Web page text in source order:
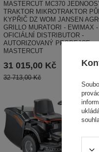
MASTERCUT MC370
TRAKTOR MIKROTRAKTOR
KYPŘIČ DZ WOM JANSEN
GRILLO MURATORI - EWIMAX -
OFICIÁLNÍ DISTRIBUTOR -
AUTORIZOVANÝ PRODEJCE
MASTERCUT
31 015,00 Kč
32 713,00 Kč